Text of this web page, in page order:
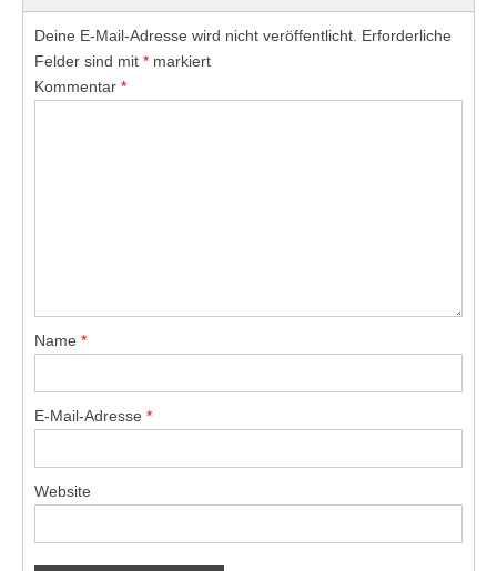
Deine E-Mail-Adresse wird nicht veröffentlicht. Erforderliche
Felder sind mit * markiert
Kommentar *
Name *
E-Mail-Adresse *
Website